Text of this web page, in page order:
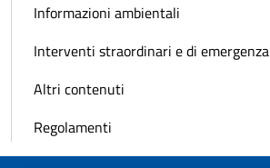
Informazioni ambientali
Interventi straordinari e di emergenza
Altri contenuti
Regolamenti